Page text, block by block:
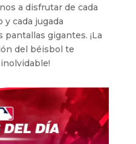
a disfrutar de cada
y cada jugada
gigantes. ¡La
del béisbol te